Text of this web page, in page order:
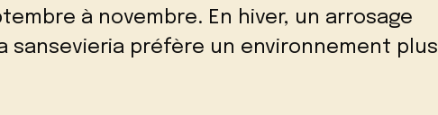
à novembre. En hiver, un arrosage
sansevieria préfère un environnement plus